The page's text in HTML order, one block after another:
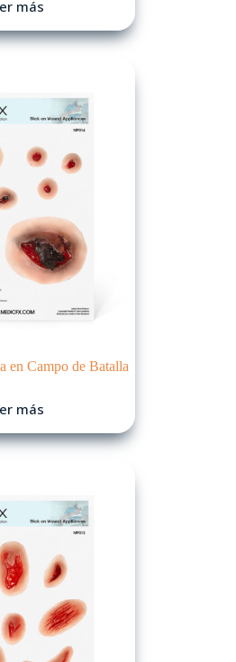
más
en Campo de Batalla
más